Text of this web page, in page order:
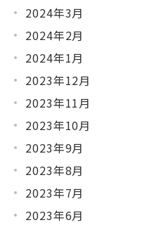
2024年3月
2024年2月
2024年1月
2023年12月
2023年11月
2023年10月
2023年9月
2023年8月
2023年7月
2023年6月